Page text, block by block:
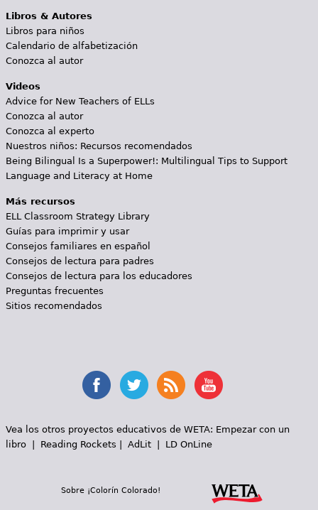
Libros & Autores
Libros para niños
Calendario de alfabetización
Conozca al autor
Videos
Advice for New Teachers of ELLs
Conozca al autor
Conozca al experto
Nuestros niños: Recursos recomendados
Being Bilingual Is a Superpower!: Multilingual Tips to Support
Language and Literacy at Home
Más recursos
ELL Classroom Strategy Library
Guías para imprimir y usar
Consejos familiares en español
Consejos de lectura para padres
Consejos de lectura para los educadores
Preguntas frecuentes
Sitios recomendados
Vea los otros proyectos educativos de WETA: Empezar con un
libro| Reading Rockets AdLit| LD OnLine
Sobre ¡Colorín Colorado!